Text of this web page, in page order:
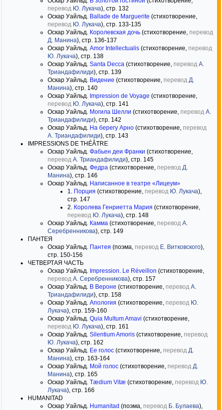
перевод Ю. Лукача), стр. 132
Оскар Уайльд. Ballade de Marguerite (стихотворение,
перевод Ю. Лукача), стр. 133-135
Оскар Уайльд. Королевская дочь (стихотворение, перевод
Д. Манина), стр. 136-137
Оскар Уайльд. Amor Intellectualis (стихотворение, перевод
Ю. Лукача), стр. 138
Оскар Уайльд. Santa Decca (стихотворение, перевод А.
Триандафилиди), стр. 139
Оскар Уайльд. Видение (стихотворение, перевод Д.
Манина), стр. 140
Оскар Уайльд. Impression de Voyage (стихотворение,
перевод Ю. Лукача), стр. 141
Оскар Уайльд. Могила Шелли (стихотворение, перевод А.
Триандафилиди), стр. 142
Оскар Уайльд. На берегу Арно (стихотворение, перевод
А. Триандафилиди), стр. 143
IMPRESSIONS DE THÉÂTRE
Оскар Уайльд. Фабьен деи Франки (стихотворение,
перевод А. Триандафилиди), стр. 145
Оскар Уайльд. Федра (стихотворение, перевод Д.
Манина), стр. 146
Оскар Уайльд. Написанное в театре «Лицеум»
1. Порция (стихотворение, перевод Ю. Лукача),
стр. 147
2. Королева Генриетта Мария (стихотворение,
перевод Ю. Лукача), стр. 148
Оскар Уайльд. Камма (стихотворение, перевод А.
Серебренникова), стр. 149
ПАНТЕЯ
Оскар Уайльд. Пантея (поэма, перевод Е. Витковского),
стр. 150-156
ЧЕТВЕРТАЯ ЧАСТЬ
Оскар Уайльд. Impression. Le Réveillon (стихотворение,
перевод А. Серебренникова), стр. 157
Оскар Уайльд. В Вероне (стихотворение, перевод А.
Триандафилиди), стр. 158
Оскар Уайльд. Апология (стихотворение, перевод Ю.
Лукача), стр. 159-160
Оскар Уайльд. Quia Multum Amavi (стихотворение,
перевод Ю. Лукача), стр. 161
Оскар Уайльд. Silentium Amoris (стихотворение, перевод
Ю. Лукача), стр. 162
Оскар Уайльд. Ее голос (стихотворение, перевод Д.
Манина), стр. 163-164
Оскар Уайльд. Мой голос (стихотворение, перевод Д.
Манина), стр. 165
Оскар Уайльд. Tædium Vitæ (стихотворение, перевод Ю.
Лукача), стр. 166
HUMANITAD
Оскар Уайльд. Humanitad (поэма, перевод Б. Булаева),